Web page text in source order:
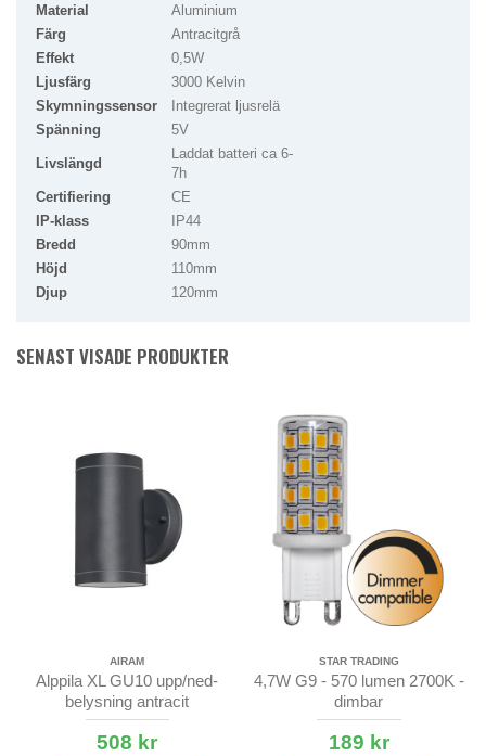
Material
Aluminium
Färg
Antracitgrå
Effekt
0,5W
Ljusfärg
3000 Kelvin
Skymningssensor
Integrerat ljusrelä
Spänning
5V
Livslängd
Laddat batteri ca 6-
7h
Certifiering
CE
IP-klass
IP44
Bredd
90mm
Höjd
110mm
Djup
120mm
SENAST VISADE PRODUKTER
AIRAM
Alppila XL GU10 upp/ned-
belysning antracit
508 kr
STAR TRADING
4,7W G9 - 570 lumen 2700K -
dimbar
189 kr